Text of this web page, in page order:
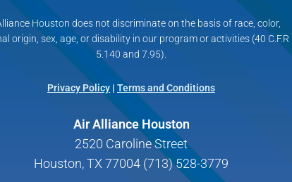
Houston does not discriminate on the basis of race, color,
origin, sex, age, or disability in our program or activities (40 C.F.R
5.140 and 7.95).
Privacy Policy | Terms and Conditions
Air Alliance Houston
2520 Caroline Street
Houston, TX 77004 (713) 528-3779